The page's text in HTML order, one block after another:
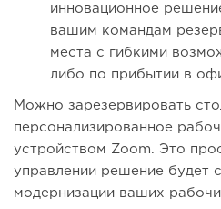
инновационное
вашим командам
места с гибкими
либо по прибытии в
Можно зарезервировать
персонализированное
устройством Zoom. Это
управлении решение будет
модернизации ваших